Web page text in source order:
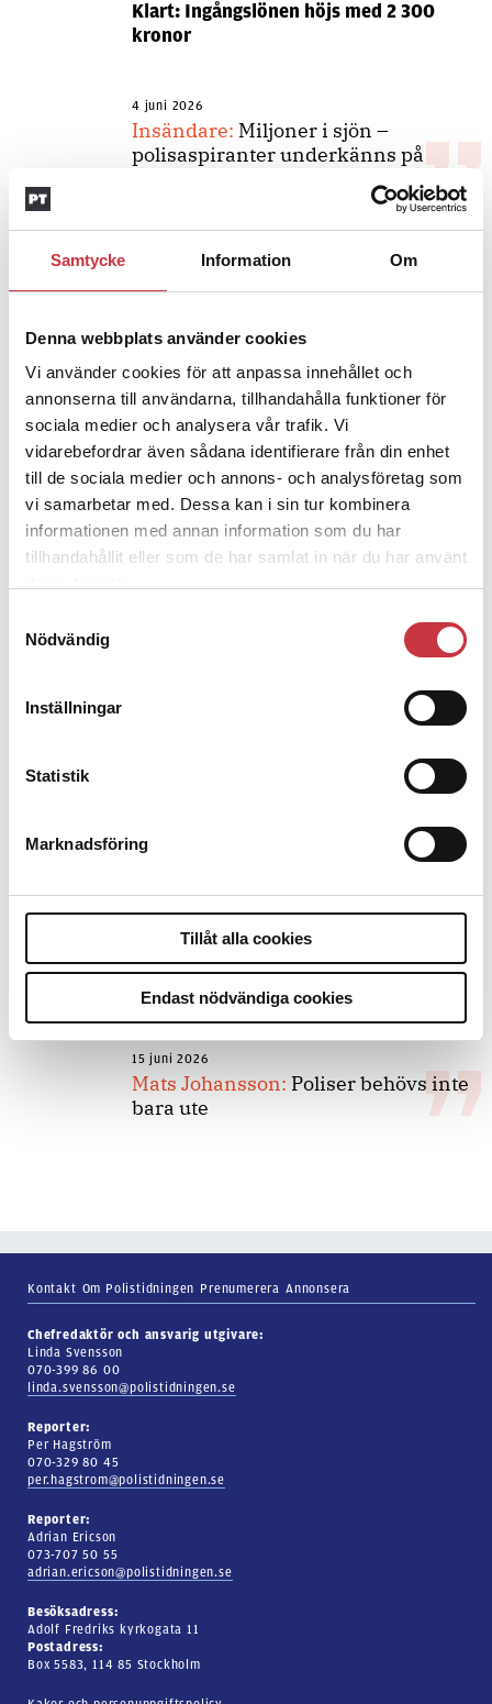
Samtycke Information Om
Denna webbplats använder cookies
Vi använder cookies för att anpassa innehållet och
annonserna till användarna, tillhandahålla funktioner för
sociala medier och analysera vår trafik. Vi
vidarebefordrar även sådana identifierare från din enhet
till de sociala medier och annons- och analysföretag som
vi samarbetar med. Dessa kan i sin tur kombinera
informationen med annan information som du har
tillhandahållit eller som de har samlat in när du har använt
Nödvändig
Inställningar
Statistik
Marknadsföring
Tillåt alla cookies
Endast nödvändiga cookies
Klart: Ingångslönen höjs med 2 300
kronor
4 juni 2026
Insändare: Miljoner i sjön –
polisaspiranter underkänns på
Jens Mårtensson:Snart 20 år i tjänst
4 juni 2026
Polisregionen erkänner fel: ”Kommer
att rättas till”
Det är inte evidenskrav som
bakbinder polisen
Debatt:Med för höga krav på evidens
kan polisen inte göra något alls
15 juni 2026
Mats Johansson: Poliser behövs inte
bara ute
Kontakt Om Polistidningen Prenumerera Annonsera
Chefredaktör och ansvarig utgivare:
Linda Svensson
070-399 86 00
linda.svensson@polistidningen.se
Reporter:
Per Hagström
070-329 80 45
per.hagstrom@polistidningen.se
Reporter:
Adrian Ericson
073-707 50 55
adrian.ericson@polistidningen.se
Besöksadress:
Adolf Fredriks kyrkogata 11
Postadress:
Box 5583, 114 85 Stockholm